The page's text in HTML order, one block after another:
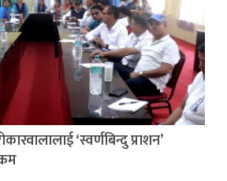
‘स्वर्णबिन्दु प्राशन’